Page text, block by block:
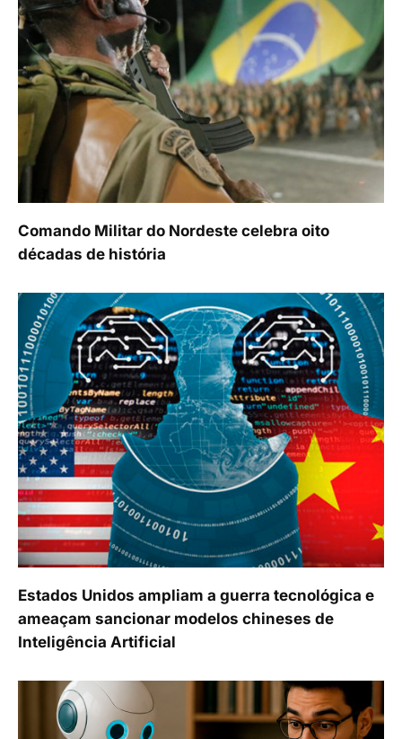
Comando Militar do Nordeste celebra oito
décadas de história
Estados Unidos ampliam a guerra tecnológica e
ameaçam sancionar modelos chineses de
Inteligência Artificial